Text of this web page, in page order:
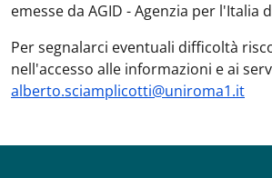
emesse da AGID - Agenzia per l'Italia
Per segnalarci eventuali difficoltà
nell'accesso alle informazioni e ai
alberto.sciamplicotti@uniroma1.it